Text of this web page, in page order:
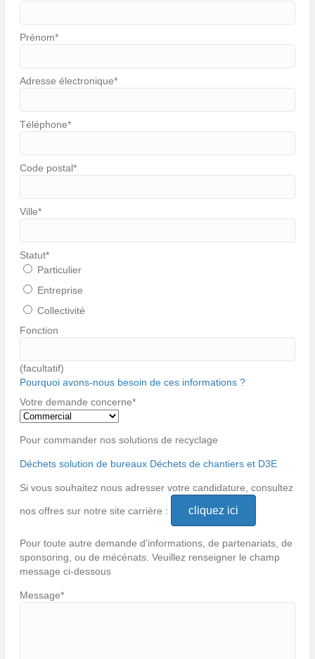
Prénom*
Adresse électronique*
Téléphone*
Code postal*
Ville*
Statut*
Particulier
Entreprise
Collectivité
Fonction
(facultatif)
Pourquoi avons-nous besoin de ces informations ?
Votre demande concerne*
Pour commander nos solutions de recyclage
Déchets solution de bureaux Déchets de chantiers et D3E
Si vous souhaitez nous adresser votre candidature, consultez
nos offres sur notre site carrière : cliquez ici
Pour toute autre demande d’informations, de partenariats, de
sponsoring, ou de mécénats. Veuillez renseigner le champ
message ci-dessous
Message*